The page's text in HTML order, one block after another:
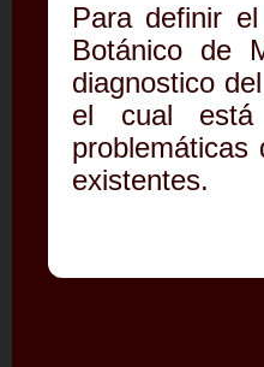
Para definir
Botánico de
diagnostico
el cual está
problemáticas
existentes.